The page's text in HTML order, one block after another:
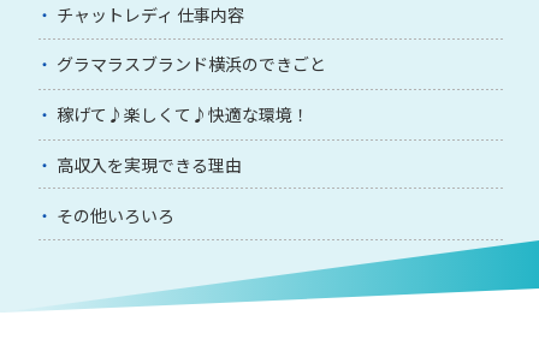
チャットレディ 仕事内容
グラマラスブランド横浜のできごと
稼げて♪楽しくて♪快適な環境！
高収入を実現できる理由
その他いろいろ